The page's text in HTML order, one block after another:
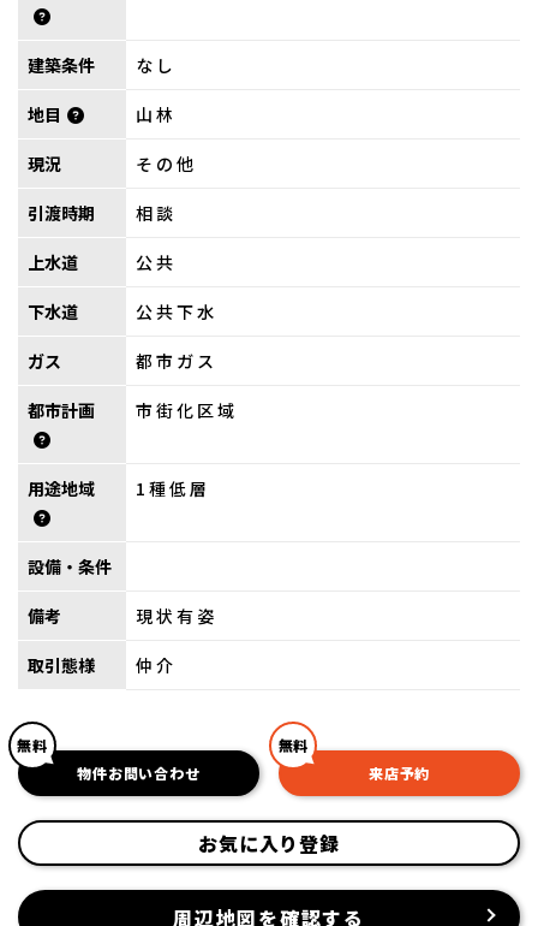
建築条件 なし
地目 山林
現況 その他
引渡時期 相談
上水道 公共
下水道 公共下水
ガス 都市ガス
都市計画 市街化区域
用途地域 1種低層
設備・条件
備考 現状有姿
取引態様 仲介
無料
物件お問い合わせ
無料
来店予約
お気に入り登録
周辺地図を確認する